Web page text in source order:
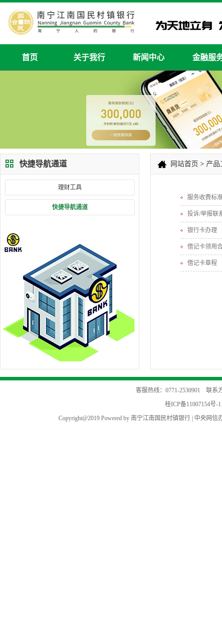
首页 关于我行 新闻中心 金融服
快捷导航通道
理财工具
快捷导航通道
网站首页 > 产品
服务收费标
投诉/举报联
银行卡办理
借记卡领用
借记卡章程
客服热线：0771-2530901 联系
桂ICP备11007154号-1
Copyright@2019 Powered by 南宁江南国民村镇银行 | 中央网信